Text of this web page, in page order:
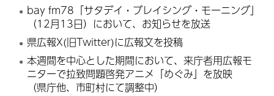
bay fm78「サタデイ・ブレイシング・モーニング」
（12月13日）において、お知らせを放送
県広報X(旧Twitter)に広報文を投稿
本週間を中心とした期間において、来庁者用広報モ
ニターで拉致問題啓発アニメ「めぐみ」を放映
（県庁他、市町村にて調整中）